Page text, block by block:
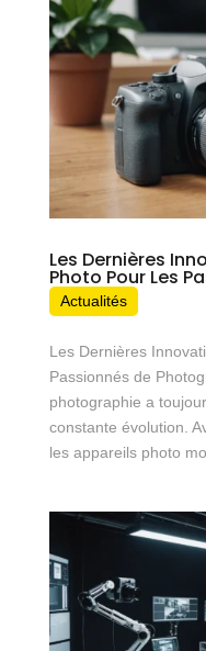
Les Dernières
Photo Pour Les
Actualités
Les Dernières
Passionnés de
photographie a
constante évolution.
les appareils photo